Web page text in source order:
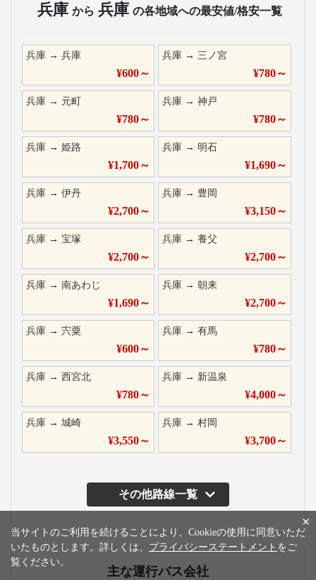
兵庫 から 兵庫 の各地域への最安値/格安一覧
兵庫 → 兵庫
¥600～
兵庫 →三ノ宮
¥780～
兵庫 → 元町
¥780～
兵庫 →神戸
¥780～
兵庫 → 姫路
¥1,700～
兵庫 → 明石
¥1,690～
兵庫 → 伊丹
¥2,700～
兵庫 → 豊岡
¥3,150～
兵庫 → 宝塚
¥2,700～
兵庫 →養父
¥2,700～
兵庫 → 南あわじ
¥1,690～
兵庫 →朝来
¥2,700～
兵庫 → 宍粟
¥600～
兵庫 →有馬
¥780～
兵庫 → 西宮北
¥780～
兵庫 → 新温泉
¥4,000～
兵庫 → 城崎
¥3,550～
兵庫 →村岡
¥3,700～
その他路線一覧
主な運行バス会社
×
当サイトのご利用を続けることにより、Cookieの使用に同意いただ
いたものとします。詳しくは、 プライバシーステートメント をご
覧ください。